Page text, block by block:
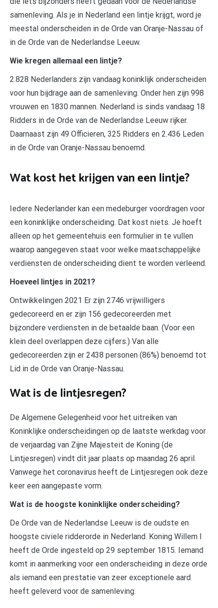
samenleving. Als je in Nederland een lintje krijgt, word je
meestal onderscheiden in de Orde van Oranje-Nassau of
in de Orde van de Nederlandse Leeuw.
Wie kregen allemaal een lintje?
2.828 Nederlanders zijn vandaag koninklijk onderscheiden
voor hun bijdrage aan de samenleving. Onder hen zijn 998
vrouwen en 1830 mannen. Nederland is sinds vandaag 18
Ridders in de Orde van de Nederlandse Leeuw rijker.
Daarnaast zijn 49 Officieren, 325 Ridders en 2.436 Leden
in de Orde van Oranje-Nassau benoemd.
Wat kost het krijgen van een lintje?
Iedere Nederlander kan een medeburger voordragen voor
een koninklijke onderscheiding. Dat kost niets. Je hoeft
alleen op het gemeentehuis een formulier in te vullen
waarop aangegeven staat voor welke maatschappelijke
verdiensten de onderscheiding dient te worden verleend.
Hoeveel lintjes in 2021?
Ontwikkelingen 2021 Er zijn 2746 vrijwilligers
gedecoreerd en er zijn 156 gedecoreerden met
bijzondere verdiensten in de betaalde baan. (Voor een
klein deel overlappen deze cijfers.) Van alle
gedecoreerden zijn er 2438 personen (86%) benoemd tot
Lid in de Orde van Oranje-Nassau.
Wat is de lintjesregen?
De Algemene Gelegenheid voor het uitreiken van
Koninklijke onderscheidingen op de laatste werkdag voor
de verjaardag van Zijne Majesteit de Koning (de
Lintjesregen) vindt dit jaar plaats op maandag 26 april.
Vanwege het coronavirus heeft de Lintjesregen ook deze
keer een aangepaste vorm.
Wat is de hoogste koninklijke onderscheiding?
De Orde van de Nederlandse Leeuw is de oudste en
hoogste civiele ridderorde in Nederland. Koning Willem I
heeft de Orde ingesteld op 29 september 1815. Iemand
komt in aanmerking voor een onderscheiding in deze orde
als iemand een prestatie van zeer exceptionele aard
heeft geleverd voor de samenleving.